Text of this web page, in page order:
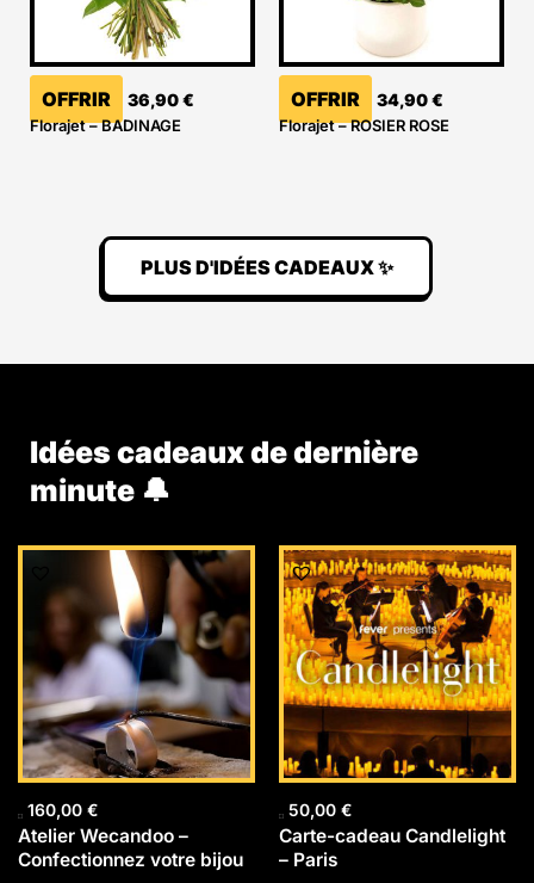
OFFRIR 36,90€
Florajet – BADINAGE
OFFRIR 34,90€
Florajet – ROSIER ROSE
PLUS D'IDÉES CADEAUX ✨
Idées cadeaux de dernière
minute 🔔
160,00 €
Atelier Wecandoo –
Confectionnez votre bijou
50,00 €
Carte-cadeau Candlelight
– Paris